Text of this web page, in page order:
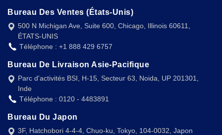
Bureau Des Ventes (États-Unis)
500 N Michigan Ave, Suite 600, Chicago, Illinois 60611,
ÉTATS-UNIS
Téléphone : +1 888 429 6757
Bureau De Livraison Asie-Pacifique
Parc d'activités BSI, H-15, Secteur 63, Noida, UP 201301,
Inde
Téléphone : 0120 - 4483891
Bureau Du Japon
3F, Hatchobori 4-4-4, Chuo-ku, Tokyo, 104-0032, Japon